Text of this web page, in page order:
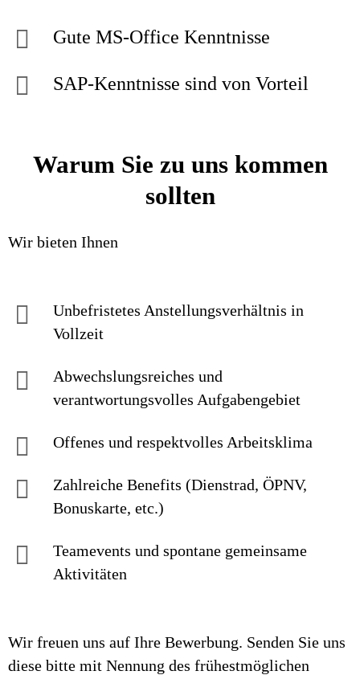
Gute MS-Office Kenntnisse
SAP-Kenntnisse sind von Vorteil
Warum Sie zu uns kommen
sollten
Wir bieten Ihnen
Unbefristetes Anstellungsverhältnis in
Vollzeit
Abwechslungsreiches und
verantwortungsvolles Aufgabengebiet
Offenes und respektvolles Arbeitsklima
Zahlreiche Benefits (Dienstrad, ÖPNV,
Bonuskarte, etc.)
Teamevents und spontane gemeinsame
Aktivitäten
Wir freuen uns auf Ihre Bewerbung. Senden Sie uns
diese bitte mit Nennung des frühestmöglichen